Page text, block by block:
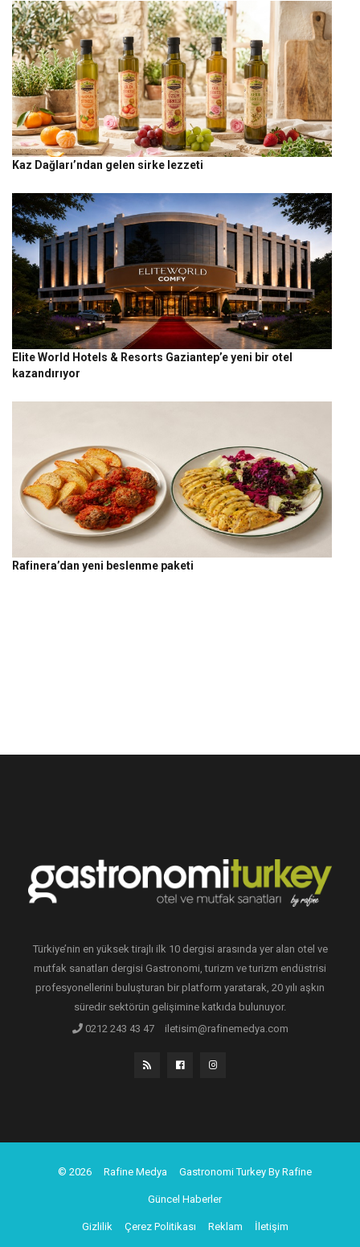
Kaz Dağları’ndan gelen sirke lezzeti
Elite World Hotels & Resorts Gaziantep’e yeni bir otel
kazandırıyor
Rafinera’dan yeni beslenme paketi
Türkiye’nin en yüksek tirajlı ilk 10 dergisi arasında yer alan otel ve
mutfak sanatları dergisi Gastronomi, turizm ve turizm endüstrisi
profesyonellerini buluşturan bir platform yaratarak, 20 yılı aşkın
süredir sektörün gelişimine katkıda bulunuyor.
0212 243 43 47
iletisim@rafinemedya.com
© 2026 Rafine Medya Gastronomi Turkey By Rafine
Güncel Haberler
Gizlilik Çerez Politikası Reklam İletişim